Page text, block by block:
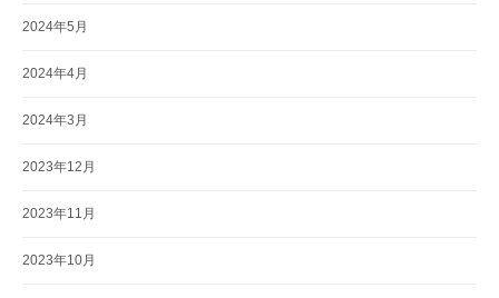
2024年5月
2024年4月
2024年3月
2023年12月
2023年11月
2023年10月